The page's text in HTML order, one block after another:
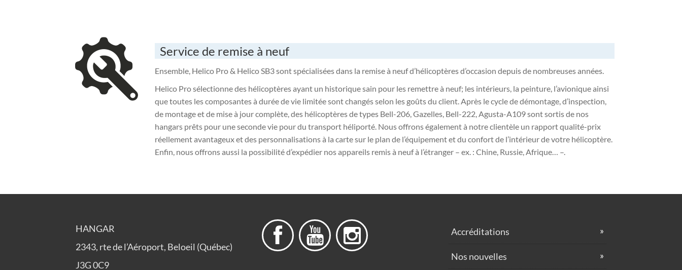
Service de remise à neuf
Ensemble, Helico Pro & Helico SB3 sont spécialisées dans la remise à neuf d’hélicoptères d’occasion depuis de nombreuses années.
Helico Pro sélectionne des hélicoptères ayant un historique sain pour les remettre à neuf; les intérieurs, la peinture, l’avionique ainsi
que toutes les composantes à durée de vie limitée sont changés selon les goûts du client. Après le cycle de démontage, d’inspection,
de montage et de mise à jour complète, des hélicoptères de types Bell-206, Gazelles, Bell-222, Agusta-A109 sont sortis de nos
hangars prêts pour une seconde vie pour du transport héliporté. Nous offrons également à notre clientèle un rapport qualité-prix
réellement avantageux et des personnalisations à la carte sur le plan de l’équipement et du confort de l’intérieur de votre hélicoptère.
Enfin, nous offrons aussi la possibilité d’expédier nos appareils remis à neuf à l’étranger – ex. : Chine, Russie, Afrique… –.
HANGAR
2343, rte de l’Aéroport, Beloeil (Québec)
J3G 0C9
   Accréditations
Nos nouvelles